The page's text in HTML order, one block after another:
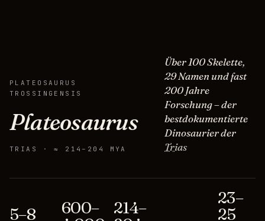
PLATEOSAURUS
TROSSINGENSIS
Plateosaurus
TRIAS · ≈ 214–204 MYA
Über 100 Skelette,
29 Namen und fast
200 Jahre
Forschung – der
bestdokumentierte
Dinosaurier der
Trias
5–8
600–
214–
23–
25